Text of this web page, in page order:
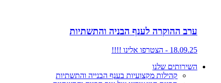
ערב ההוקרה לענף הבניה והתשתיות
18.09.25 - הצטרפו אלינו !!!!
השירותים שלנו
קהילות מקצועיות בענף הבנייה והתשתיות